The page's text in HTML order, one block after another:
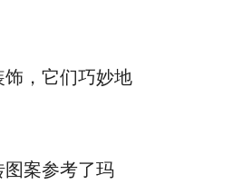
，它们巧妙地
案参考了玛